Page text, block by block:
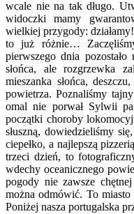
wcale nie na tak długo.
widoczki mamy
wielkiej przygody:
to już różnie…
pierwszego dnia
słońca, ale rozgrzewka
mieszanka słońca,
powietrza. Poznaliśmy
omal nie porwał Sylwii
początki choroby
słuszną, dowiedzieliśmy
ciepełko, a najlepszą
trzeci dzień, to
wdechy oceanicznego
pogody nie zawsze
można odmówić. To
Poniżej nasza portugalska